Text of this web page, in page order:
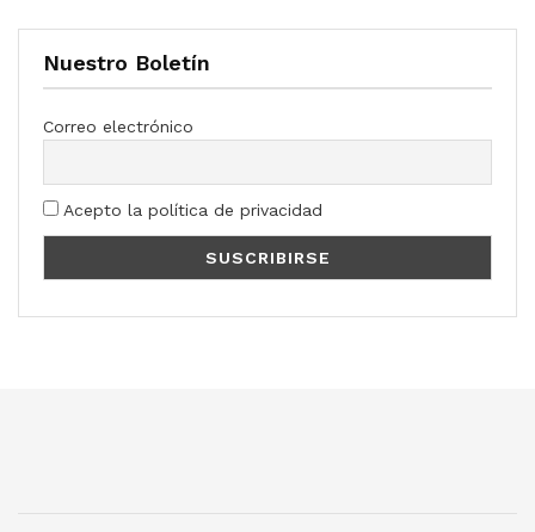
Nuestro Boletín
Correo electrónico
Acepto la política de privacidad